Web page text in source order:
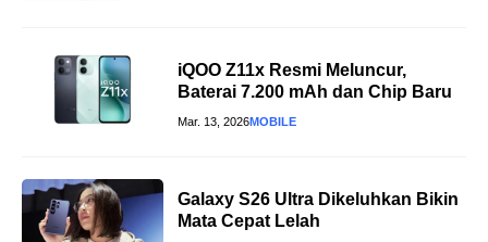
iQOO Z11x Resmi Meluncur,
Baterai 7.200 mAh dan Chip Baru
Mar. 13, 2026MOBILE
Galaxy S26 Ultra Dikeluhkan Bikin
Mata Cepat Lelah